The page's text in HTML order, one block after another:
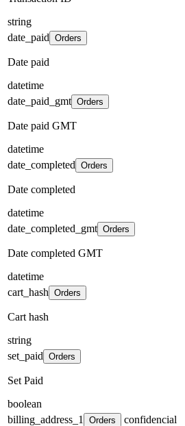
string
date_paid Orders
Date paid
datetime
date_paid_gmt Orders
Date paid GMT
datetime
date_completed Orders
Date completed
datetime
date_completed_gmt Orders
Date completed GMT
datetime
cart_hash Orders
Cart hash
string
set_paid Orders
Set Paid
boolean
billing_address_1
Orders confidencial